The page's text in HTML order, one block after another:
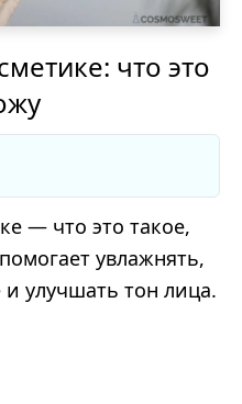
что это
— что это такое,
увлажнять,
улучшать тон лица.